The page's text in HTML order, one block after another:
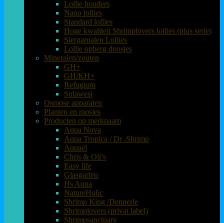
Lollie houders
Nano lollies
Standard lollies
Hoge kwaliteit Shrimplovers lollies (plus serie)
Siergarnalen Lollies
Lollie opberg doosjes
Mineralen/zouten
GH+
GH/KH+
Refugium
Sulawesi
Osmose apparaten
Planten en mosjes
Producten op merknaam
Aqua Nova
Aqua Tropica / Dr .Shrimp
Aquael
Chris & Oli’s
Easy life
Glasgarten
Hs Aqua
NatureHolic
Shrimp King /Dennerle
Shrimplovers (privat label)
Shrimpsanctuary